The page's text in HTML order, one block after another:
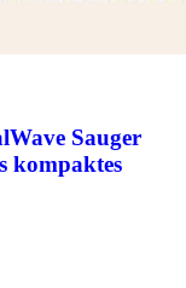
Sauger
kompaktes